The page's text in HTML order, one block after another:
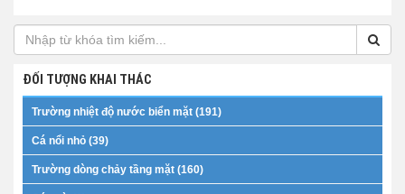
ĐỐI TƯỢNG KHAI THÁC
Trường nhiệt độ nước biển mặt (191)
Cá nổi nhỏ (39)
Trường dòng chảy tầng mặt (160)